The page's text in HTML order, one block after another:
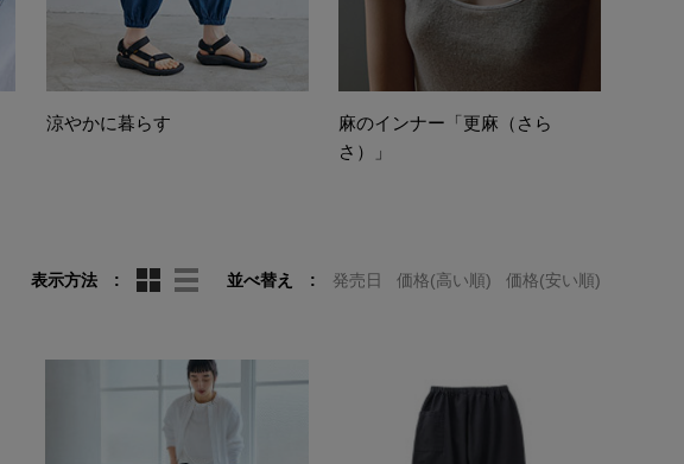
涼やかに暮らす
麻のインナー「更麻（さら
さ）」
表示方法 並べ替え 発売日 価格(高い順) 価格(安い順)